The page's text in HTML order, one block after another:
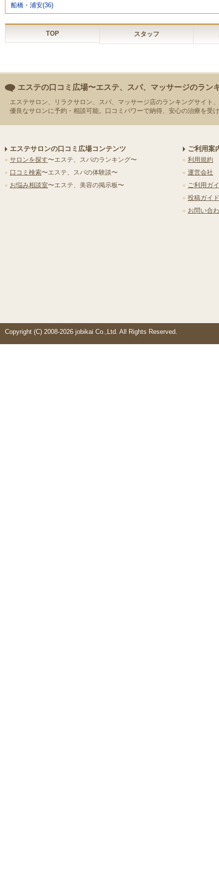
船橋・浦安(36)
TOP スタッフ
エステの口コミ広場〜エステ、スパ、マッサージのラン
エステサロン、リラクサロン、スパ、マッサージ店のランキングサイト
優良なサロンに予約・相談可能。口コミパワーで納得、安心の治療を受
エステサロンの口コミ広場コンテンツ
サロンを探す〜エステ、スパのランキング〜
口コミ検索〜エステ、スパの体験談〜
お悩み相談室〜エステ、美容の掲示板〜
ご利用案
利用規約
運営会社
ご利用ガ
投稿ガイ
お問い合
Copyright (C) 2008-2026 jobikai Co.,Ltd. All Rights Reserved.